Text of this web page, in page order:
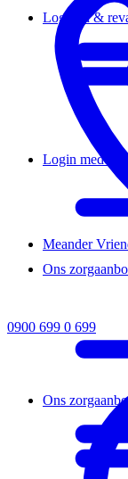
Ons
Logeren &
Ons
Login
Meander
0900 699 0 699